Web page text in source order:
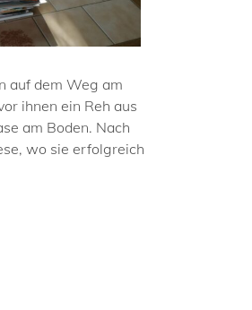
auf dem Weg am
ihnen ein Reh aus
am Boden. Nach
wo sie erfolgreich